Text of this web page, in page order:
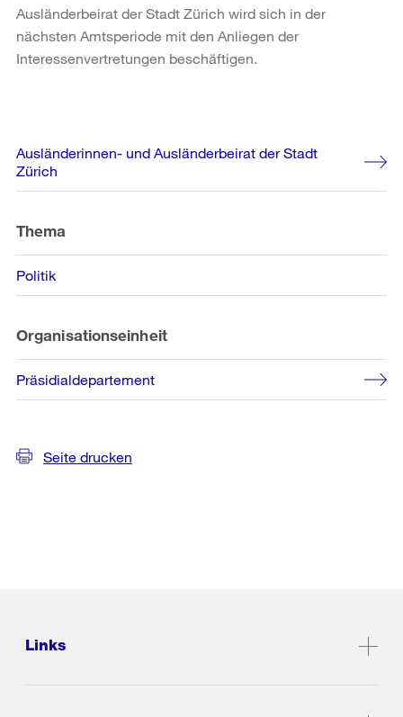
Ausländerbeirat der Stadt Zürich wird sich in der
nächsten Amtsperiode mit den Anliegen der
Interessenvertretungen beschäftigen.
Weitere
Informationen
Ausländerinnen- und Ausländerbeirat der Stadt
Zürich
Thema
Politik
Organisationseinheit
Präsidialdepartement
Seite drucken
Links